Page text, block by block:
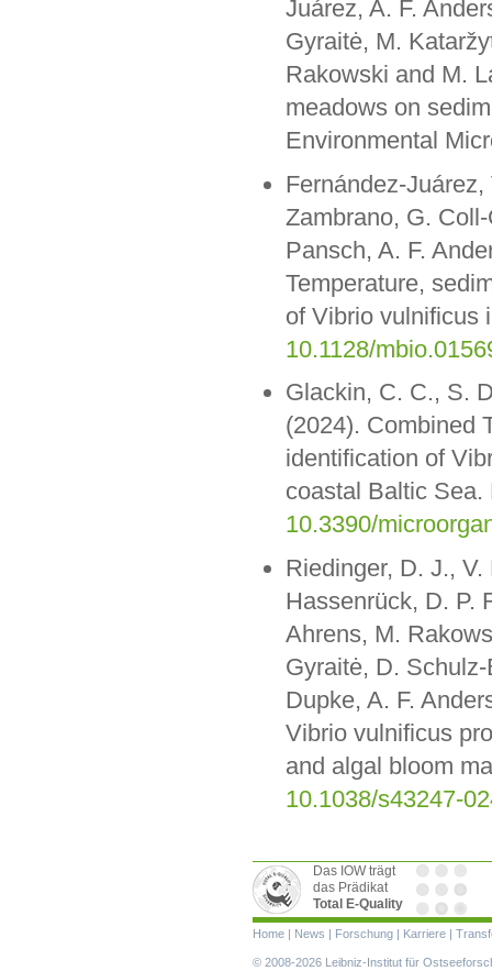
Juárez, A. F.
Gyraitė, M.
Rakowski and M.
meadows on
Environmental
Fernández-
Zambrano, G.
Pansch, A. F.
Temperature,
of Vibrio vulnificus
10.1128/
Glackin, C. C., S.
(2024). Combined
identification of
coastal Baltic
10.3390/
Riedinger, D. J.,
Hassenrück, D. P.
Ahrens, M.
Gyraitė, D.
Dupke, A. F.
Vibrio vulnificus
and algal bloom
10.1038/s43247-
Das IOW trägt
das Prädikat
Total E-Quality
Navigation
überspringen
Home | News | Forschung | Karriere |
© 2008-2026 Leibniz-Institut für